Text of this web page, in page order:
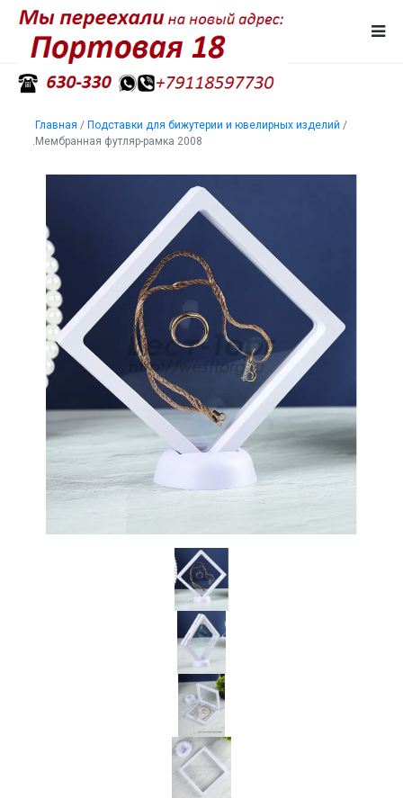
Главная / Подставки для бижутерии и ювелирных изделий /
.Мембранная футляр-рамка 2008